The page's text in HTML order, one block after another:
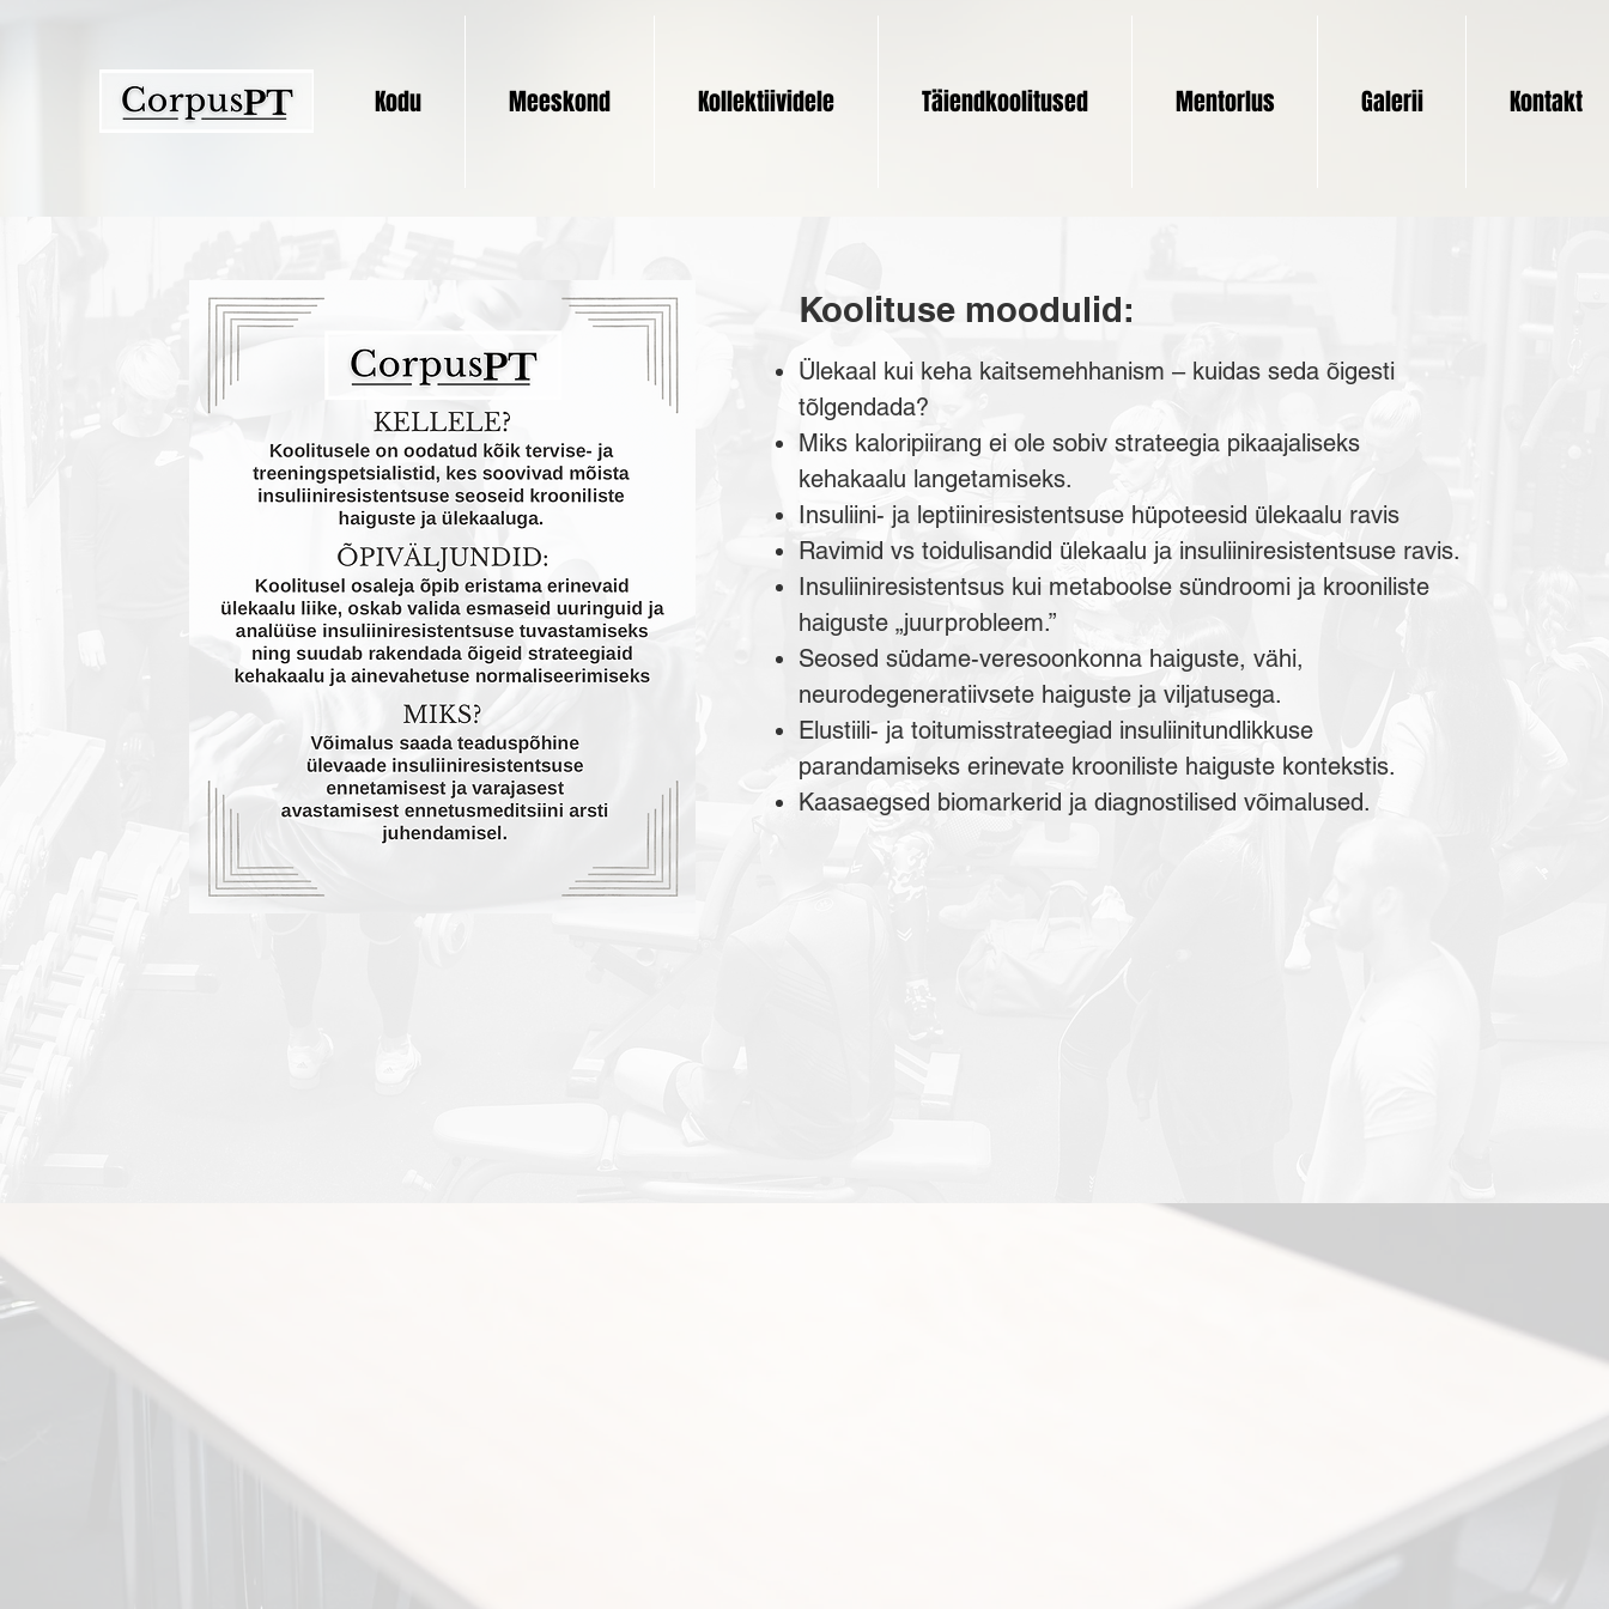
Kodu Meeskond Kollektiividele Täiendkoolitused Mentorlus Galerii Kontakt
Koolituse moodulid:
Ülekaal kui keha kaitsemehhanism – kuidas seda õigesti
tõlgendada?
Miks kaloripiirang ei ole sobiv strateegia pikaajaliseks
kehakaalu langetamiseks.
Insuliini- ja leptiiniresistentsuse hüpoteesid ülekaalu ravis
Ravimid vs toidulisandid ülekaalu ja insuliiniresistentsuse ravis.
Insuliiniresistentsus kui metaboolse sündroomi ja krooniliste
haiguste „juurprobleem.”
Seosed südame-veresoonkonna haiguste, vähi,
neurodegeneratiivsete haiguste ja viljatusega.
Elustiili- ja toitumisstrateegiad insuliinitundlikkuse
parandamiseks erinevate krooniliste haiguste kontekstis.
Kaasaegsed biomarkerid ja diagnostilised võimalused.